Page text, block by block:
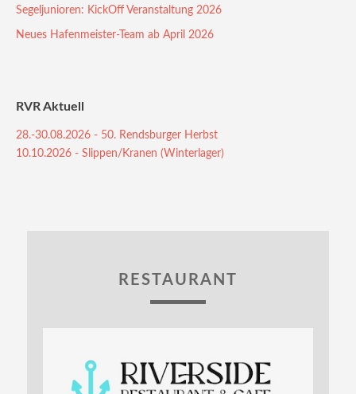
Segeljunioren: KickOff Veranstaltung 2026
Neues Hafenmeister-Team ab April 2026
RVR Aktuell
28.-30.08.2026 - 50. Rendsburger Herbst
10.10.2026 - Slippen/Kranen (Winterlager)
RESTAURANT